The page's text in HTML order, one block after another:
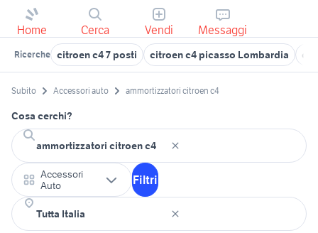
Home Cerca Vendi Messaggi
Ricerche citroen c4 7 posti citroen c4 picasso Lombardia
Subito Accessori auto ammortizzatori citroen c4
Cosa cerchi?
Accessori
Auto
Filtri